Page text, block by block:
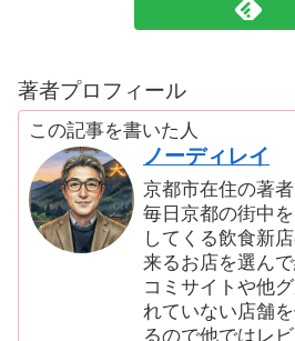
著者プロフィール
この記事を書いた人
ノーディレイ
京都市在住の著
毎日京都の街中
してくる飲食新
来るお店を選ん
コミサイトや他
れていない店舗
るので他ではレ